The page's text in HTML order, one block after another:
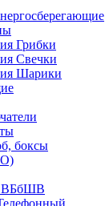
Грибки
Свечки
Шарики
боксы
ВБбШВ